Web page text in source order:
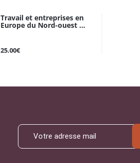
Travail et entreprises en
Europe du Nord-ouest ...
25.00€